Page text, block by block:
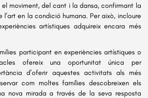
moviment, del cant i la dansa, confirmant la
en la condició humana. Per això, incloure
artístiques adquireix encara més
participant en experiències artístiques o
ofereix una oportunitat única per
d’oferir aquestes activitats als més
com moltes famílies descobreixen els
nova mirada a través de la seva resposta